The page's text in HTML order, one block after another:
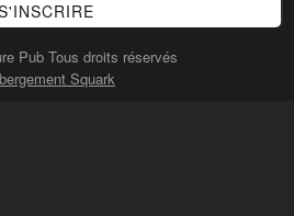
Pub Tous droits réservés
Squark